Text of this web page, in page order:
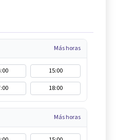
Más horas
15:00
18:00
Más horas